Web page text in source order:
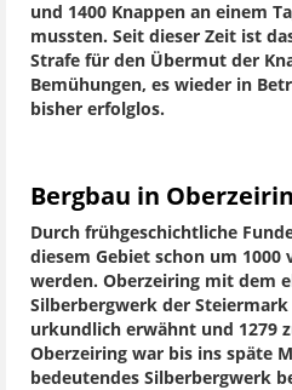
und 1400 Knappen an einem
mussten. Seit dieser Zeit ist
Strafe für den Übermut der
Bemühungen, es wieder in
bisher erfolglos.
Bergbau in
Durch frühgeschichtliche
diesem Gebiet schon um 1000
werden. Oberzeiring mit dem
Silberbergwerk der
urkundlich erwähnt und 1279
Oberzeiring war bis ins späte
bedeutendes Silberbergwerk